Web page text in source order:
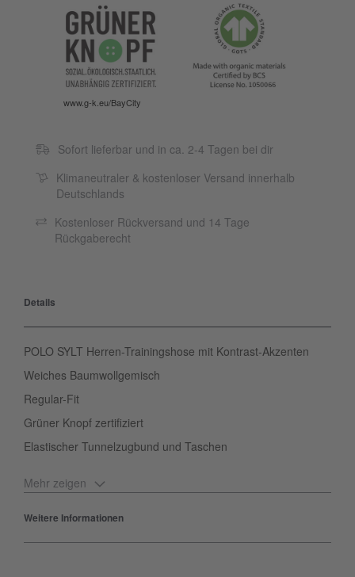
www.g-k.eu/BayCity
Sofort lieferbar und in ca. 2-4 Tagen bei dir
Klimaneutraler & kostenloser Versand innerhalb
Deutschlands
Kostenloser Rückversand und 14 Tage
Rückgaberecht
Details
POLO SYLT Herren-Trainingshose mit Kontrast-Akzenten
Weiches Baumwollgemisch
Regular-Fit
Grüner Knopf zertifiziert
Elastischer Tunnelzugbund und Taschen
Komfort und Style? Gibt es bei der Sweathose von POLO SYLT in
Mehr zeigen
Weitere Informationen